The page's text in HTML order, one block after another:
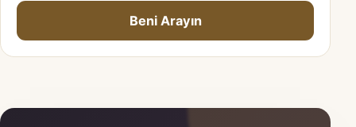
Beni Arayın